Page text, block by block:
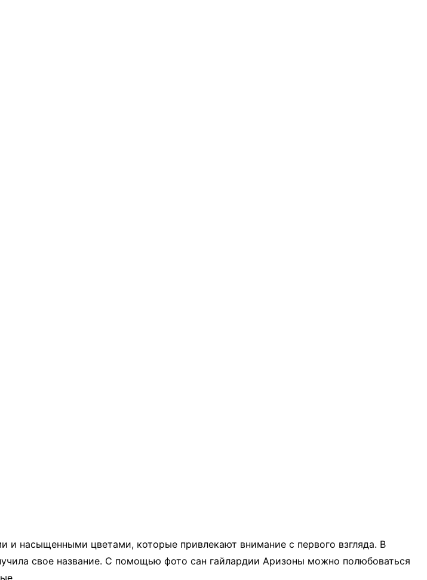
насыщенными цветами, которые привлекают внимание с первого взгляда. В
свое название. С помощью фото сан гайлардии Аризоны можно полюбоваться